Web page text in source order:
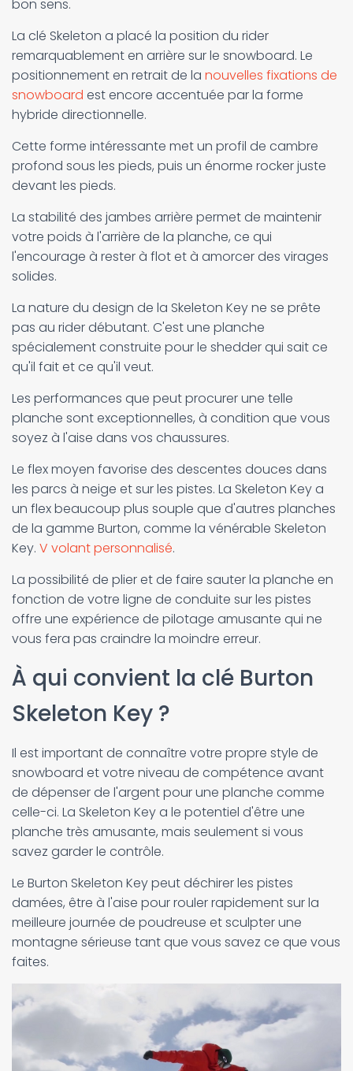
bon sens.
La clé Skeleton a placé la position du rider
remarquablement en arrière sur le snowboard. Le
positionnement en retrait de la nouvelles fixations de
snowboard est encore accentuée par la forme
hybride directionnelle.
Cette forme intéressante met un profil de cambre
profond sous les pieds, puis un énorme rocker juste
devant les pieds.
La stabilité des jambes arrière permet de maintenir
votre poids à l'arrière de la planche, ce qui
l'encourage à rester à flot et à amorcer des virages
solides.
La nature du design de la Skeleton Key ne se prête
pas au rider débutant. C'est une planche
spécialement construite pour le shedder qui sait ce
qu'il fait et ce qu'il veut.
Les performances que peut procurer une telle
planche sont exceptionnelles, à condition que vous
soyez à l'aise dans vos chaussures.
Le flex moyen favorise des descentes douces dans
les parcs à neige et sur les pistes. La Skeleton Key a
un flex beaucoup plus souple que d'autres planches
de la gamme Burton, comme la vénérable Skeleton
Key. V volant personnalisé.
La possibilité de plier et de faire sauter la planche en
fonction de votre ligne de conduite sur les pistes
offre une expérience de pilotage amusante qui ne
vous fera pas craindre la moindre erreur.
À qui convient la clé Burton
Skeleton Key ?
Il est important de connaître votre propre style de
snowboard et votre niveau de compétence avant
de dépenser de l'argent pour une planche comme
celle-ci. La Skeleton Key a le potentiel d'être une
planche très amusante, mais seulement si vous
savez garder le contrôle.
Le Burton Skeleton Key peut déchirer les pistes
damées, être à l'aise pour rouler rapidement sur la
meilleure journée de poudreuse et sculpter une
montagne sérieuse tant que vous savez ce que vous
faites.